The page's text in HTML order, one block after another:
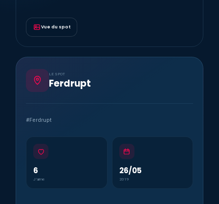
Vue du spot
LE SPOT
Ferdrupt
#Ferdrupt
6
J’aime
26/05
2019